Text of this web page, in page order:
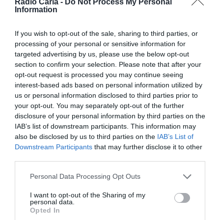
Information
If you wish to opt-out of the sale, sharing to third parties, or
processing of your personal or sensitive information for
targeted advertising by us, please use the below opt-out
section to confirm your selection. Please note that after your
opt-out request is processed you may continue seeing
interest-based ads based on personal information utilized by
us or personal information disclosed to third parties prior to
your opt-out. You may separately opt-out of the further
disclosure of your personal information by third parties on the
IAB’s list of downstream participants. This information may
also be disclosed by us to third parties on the IAB’s List of
Downstream Participants that may further disclose it to other
Personal Data Processing Opt Outs
I want to opt-out of the Sharing of my
personal data.
Opted In
O Município de Belmonte e o Agrupamento de Escolas
Pedro Álvares Cabral estão a promover o concurso “A
Nossa Mascote – a Nossa História”.
A iniciativa faz parte do Plano Nacional das Artes e tem
como objetivo principal a criação de uma mascote, bem
como a escolha do seu nome. Segundo a organização,
pretende-se que a mascote a desenvolver represente a
História, o Património e os Monumentos do Concelho de
Belmonte.
A futura mascote será depois utilizada para animar
Facebook
Mastodon
Email
Share